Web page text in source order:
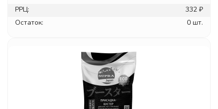
РРЦ:
332 ₽
Остаток:
0 шт.